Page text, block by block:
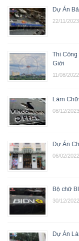
Dự Án
22/11/2023
Thi Công
Giới
11/08/2022
Làm
08/12/2023
Dự Án
06/02/2022
Bộ chữ
30/12/2022
Dự Án